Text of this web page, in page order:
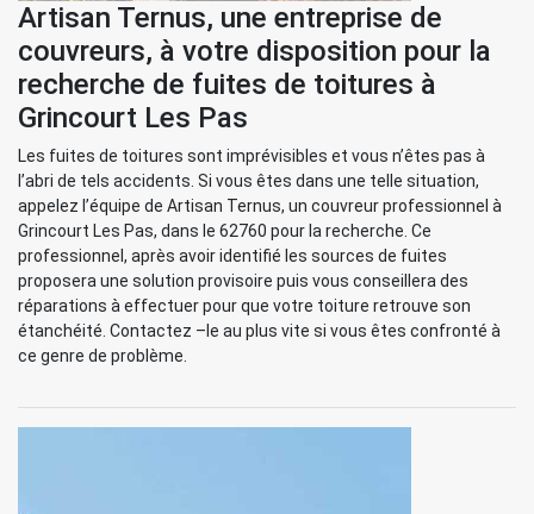
Artisan Ternus, une entreprise de
couvreurs, à votre disposition pour la
recherche de fuites de toitures à
Grincourt Les Pas
Les fuites de toitures sont imprévisibles et vous n’êtes pas à
l’abri de tels accidents. Si vous êtes dans une telle situation,
appelez l’équipe de Artisan Ternus, un couvreur professionnel à
Grincourt Les Pas, dans le 62760 pour la recherche. Ce
professionnel, après avoir identifié les sources de fuites
proposera une solution provisoire puis vous conseillera des
réparations à effectuer pour que votre toiture retrouve son
étanchéité. Contactez –le au plus vite si vous êtes confronté à
ce genre de problème.